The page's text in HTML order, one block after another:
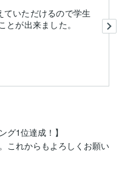
いただけるので学生
が出来ました。
グ1位達成！】
これからもよろしくお願い